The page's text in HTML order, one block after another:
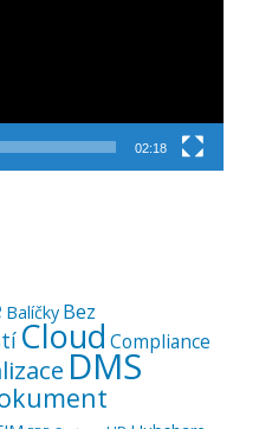
02:18
Balíčky Bez
Cloud Compliance
DMS